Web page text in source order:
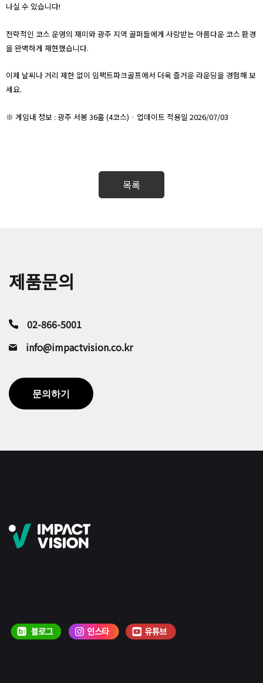
나실 수 있습니다!
전략적인 코스 운영의 재미와 광주 지역 골퍼들에게 사랑받는 아름다운 코스 환경
을 완벽하게 재현했습니다.
이제 날씨나 거리 제한 없이 임팩트파크골프에서 더욱 즐거운 라운딩을 경험해 보
세요.
※ 게임내 정보 : 광주 서봉 36홀 (4코스) · 업데이트 적용일 2026/07/03
제품문의
02-866-5001
info@impactvision.co.kr
문의하기